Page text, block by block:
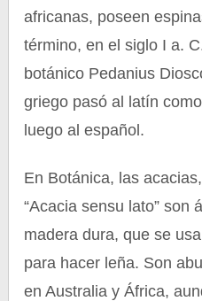
africanas, poseen
término, en el siglo I a.
botánico Pedanius
griego pasó al latín
luego al español.
En Botánica, las
“Acacia sensu lato” son
madera dura, que se
para hacer leña. Son
en Australia y África,